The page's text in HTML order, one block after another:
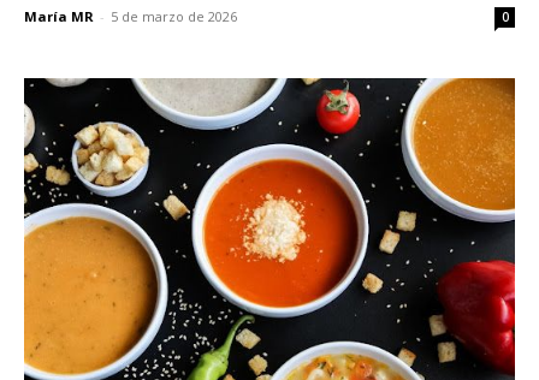
María MR - 5 de marzo de 2026 0